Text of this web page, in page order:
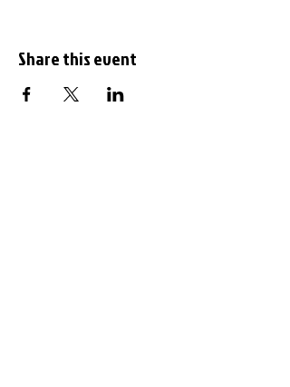
Share this event